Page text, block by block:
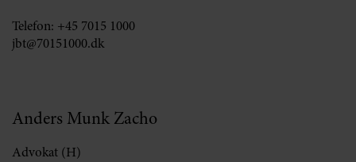
Telefon: +45 7015 1000
jbt@70151000.dk
Anders Munk Zacho
Advokat (H)